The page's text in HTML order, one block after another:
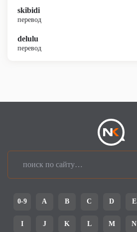
skibidi
перевод
delulu
перевод
0-9 A B C D E
I J K L M N